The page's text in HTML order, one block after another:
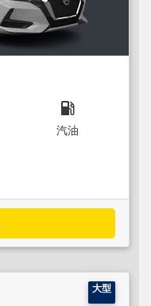
local_gas_station
汽油
大型